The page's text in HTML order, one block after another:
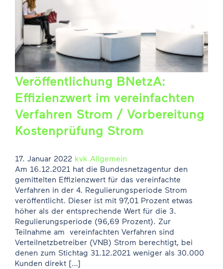
Veröffentlichung BNetzA:
Effizienzwert im vereinfachten
Verfahren Strom / Vorbereitung
Kostenprüfung Strom
17. Januar 2022 kvk Allgemein
Am 16.12.2021 hat die Bundesnetzagentur den
gemittelten Effizienzwert für das vereinfachte
Verfahren in der 4. Regulierungsperiode Strom
veröffentlicht. Dieser ist mit 97,01 Prozent etwas
höher als der entsprechende Wert für die 3.
Regulierungsperiode (96,69 Prozent). Zur
Teilnahme am vereinfachten Verfahren sind
Verteilnetzbetreiber (VNB) Strom berechtigt, bei
denen zum Stichtag 31.12.2021 weniger als 30.000
Kunden direkt […]